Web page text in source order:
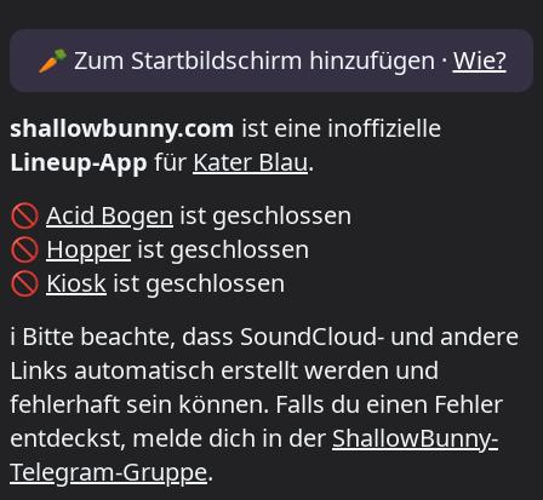
Lineup & Timetable for Mystic
🥕 Zum Startbildschirm hinzufügen · Wie?
shallowbunny.com ist eine inoffizielle
Lineup-App für Kater Blau.
🚫 Acid Bogen ist geschlossen
🚫 Hopper ist geschlossen
🚫 Kiosk ist geschlossen
ℹ️ Bitte beachte, dass SoundCloud- und andere
Links automatisch erstellt werden und
fehlerhaft sein können. Falls du einen Fehler
entdeckst, melde dich in der ShallowBunny-
Telegram-Gruppe.